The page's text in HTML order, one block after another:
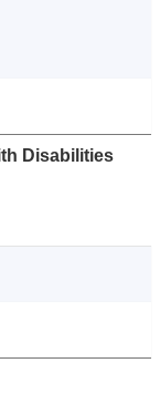
Disabilities